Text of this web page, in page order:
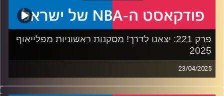
פרק 221: יצאנו לדרך! מסקנות ראשוניות מפלייאוף
2025
23/04/2025
פודקאסט האן.בי.איי עם ערן סורוקה, שרון דוידוביץ', משה